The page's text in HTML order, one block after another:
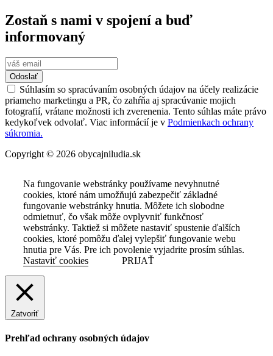
Zostaň s nami v spojení a buď
informovaný
Odoslať
Súhlasím so spracúvaním osobných údajov na účely realizácie
priameho marketingu a PR, čo zahŕňa aj spracúvanie mojich
fotografií, vrátane možnosti ich zverenenia. Tento súhlas máte právo
kedykoľvek odvolať. Viac informácií je v Podmienkach ochrany
súkromia.
Copyright © 2026 obycajniludia.sk
Na fungovanie webstránky používame nevyhnutné
cookies, ktoré nám umožňujú zabezpečiť základné
fungovanie webstránky hnutia. Môžete ich slobodne
odmietnuť, čo však môže ovplyvniť funkčnosť
webstránky. Taktiež si môžete nastaviť spustenie ďalších
cookies, ktoré pomôžu ďalej vylepšiť fungovanie webu
hnutia pre Vás. Pre ich povolenie vyjadrite prosím súhlas.
Nastaviť cookies
PRIJAŤ
Zatvoriť
Prehľad ochrany osobných údajov